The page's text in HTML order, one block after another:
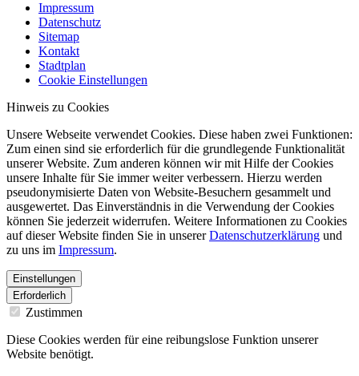
Impressum
Datenschutz
Sitemap
Kontakt
Stadtplan
Cookie Einstellungen
Hinweis zu Cookies
Unsere Webseite verwendet Cookies. Diese haben zwei Funktionen:
Zum einen sind sie erforderlich für die grundlegende Funktionalität
unserer Website. Zum anderen können wir mit Hilfe der Cookies
unsere Inhalte für Sie immer weiter verbessern. Hierzu werden
pseudonymisierte Daten von Website-Besuchern gesammelt und
ausgewertet. Das Einverständnis in die Verwendung der Cookies
können Sie jederzeit widerrufen. Weitere Informationen zu Cookies
auf dieser Website finden Sie in unsererDatenschutzerklärung und
zu uns im Impressum.
Einstellungen
Erforderlich
Zustimmen
Diese Cookies werden für eine reibungslose Funktion unserer
Website benötigt.